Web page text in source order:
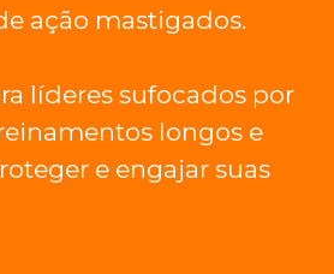
ação mastigados.
líderes sufocados por
longos e
e engajar suas